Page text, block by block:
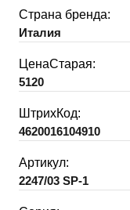
Страна бренда:
Италия
ЦенаСтарая:
5120
ШтрихКод:
4620016104910
Артикул:
2247/03 SP-1